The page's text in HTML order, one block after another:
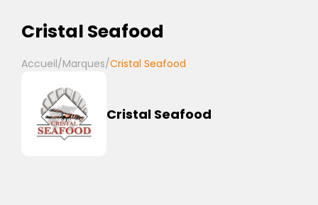
Cristal Seafood
Accueil/Marques/Cristal Seafood
Cristal Seafood